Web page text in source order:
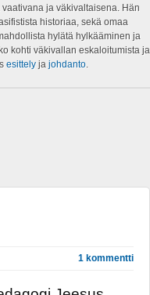
ja väkivaltaisena. Hän
historiaa, sekä omaa
hylätä hylkääminen ja
kohti väkivallan eskaloitumista ja
esittelyja johdanto.
1 kommentti